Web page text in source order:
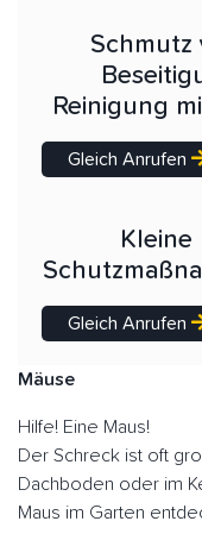
Reinigung
Gleich Anrufen
Kleine
Gleich Anrufen
Mäuse
Hilfe! Eine Maus!
Der Schreck ist oft
Dachboden oder im
Maus im Garten